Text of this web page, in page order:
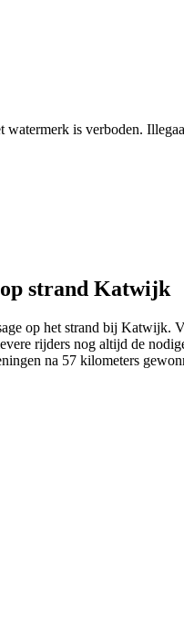
is verboden.
strand Katwijk
op het strand bij
rijders nog altijd de
na 57 kilometers